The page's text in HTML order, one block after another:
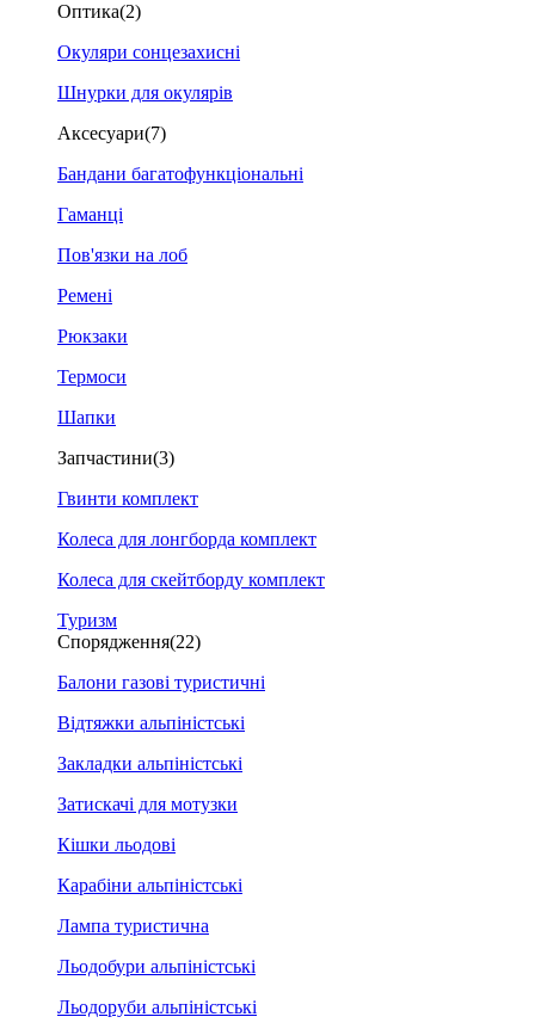
Оптика(2)
Окуляри сонцезахисні
Шнурки для окулярів
Аксесуари(7)
Бандани багатофункціональні
Гаманці
Пов'язки на лоб
Ремені
Рюкзаки
Термоси
Шапки
Запчастини(3)
Гвинти комплект
Колеса для лонгборда комплект
Колеса для скейтборду комплект
Туризм
Спорядження(22)
Балони газові туристичні
Відтяжки альпіністські
Закладки альпіністські
Затискачі для мотузки
Кішки льодові
Карабіни альпіністські
Лампа туристична
Льодобури альпіністські
Льодоруби альпіністські